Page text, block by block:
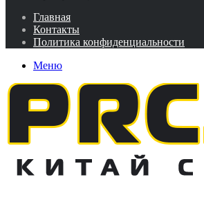
Главная
Контакты
Политика конфиденциальности
Меню